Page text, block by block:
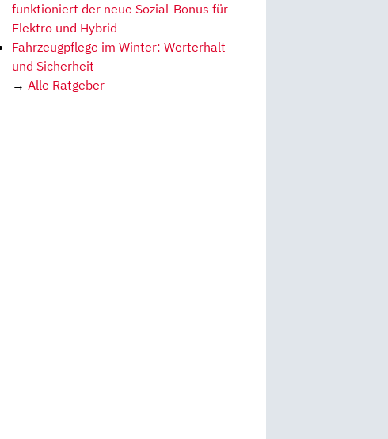
funktioniert der neue Sozial-Bonus für
Elektro und Hybrid
Fahrzeugpflege im Winter: Werterhalt
und Sicherheit
→ Alle Ratgeber